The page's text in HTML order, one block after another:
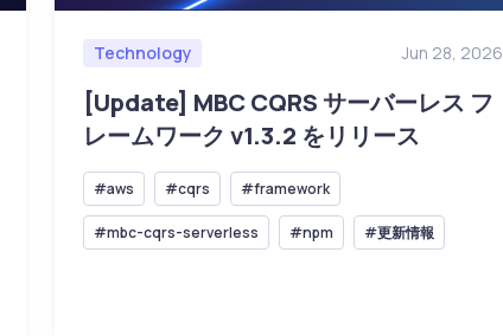
Technology Jun 28, 2026
[Update] MBC CQRS サーバーレス フ
レームワーク v1.3.2 をリリース
#aws #cqrs #framework
#mbc-cqrs-serverless #npm #更新情報